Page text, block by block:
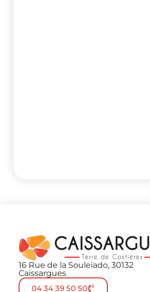
16 Rue de la Souleïado, 30132
Caissargues
04 34 39 50 50